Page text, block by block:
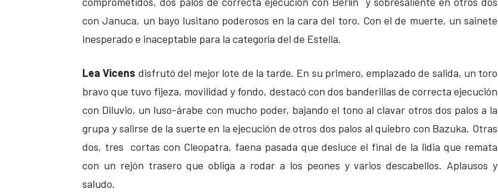
con Januca, un bayo lusitano poderosos en la cara del toro. Con el de muerte, un sainete
inesperado e inaceptable para la categoría del de Estella.
Lea Vicens disfrutó del mejor lote de la tarde. En su primero, emplazado de salida, un toro
bravo que tuvo fijeza, movilidad y fondo, destacó con dos banderillas de correcta ejecución
con Diluvio, un luso-árabe con mucho poder, bajando el tono al clavar otros dos palos a la
grupa y salirse de la suerte en la ejecución de otros dos palos al quiebro con Bazuka. Otras
dos, tres cortas con Cleopatra, faena pasada que desluce el final de la lidia que remata
con un rejón trasero que obliga a rodar a los peones y varios descabellos. Aplausos y
saludo.